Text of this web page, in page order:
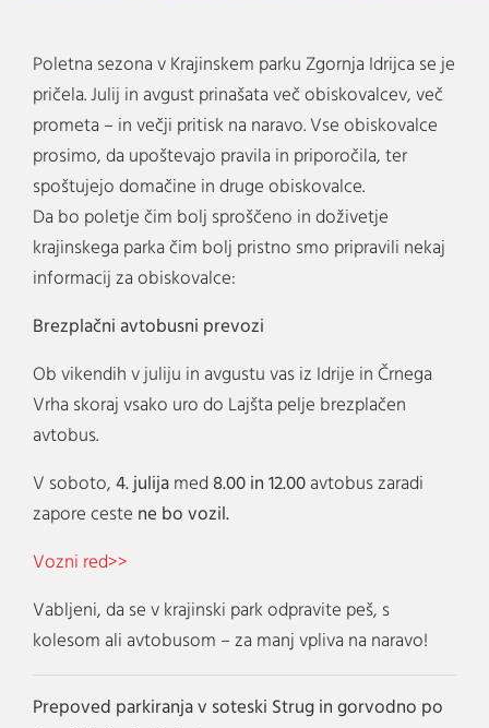
Poletna sezona v Krajinskem parku Zgornja Idrijca se je
pričela. Julij in avgust prinašata več obiskovalcev, več
prometa – in večji pritisk na naravo. Vse obiskovalce
prosimo, da upoštevajo pravila in priporočila, ter
spoštujejo domačine in druge obiskovalce.
Da bo poletje čim bolj sproščeno in doživetje
krajinskega parka čim bolj pristno smo pripravili nekaj
informacij za obiskovalce:
Brezplačni avtobusni prevozi
Ob vikendih v juliju in avgustu vas iz Idrije in Črnega
Vrha skoraj vsako uro do Lajšta pelje brezplačen
avtobus.
V soboto, 4. julija med 8.00 in 12.00 avtobus zaradi
zapore ceste ne bo vozil.
Vozni red>>
Vabljeni, da se v krajinski park odpravite peš, s
kolesom ali avtobusom – za manj vpliva na naravo!
Prepoved parkiranja v soteski Strug in gorvodno po